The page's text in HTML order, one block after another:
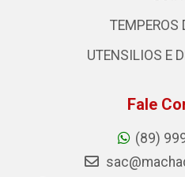
TEMPEROS
UTENSILIOS E
Fale
(89)